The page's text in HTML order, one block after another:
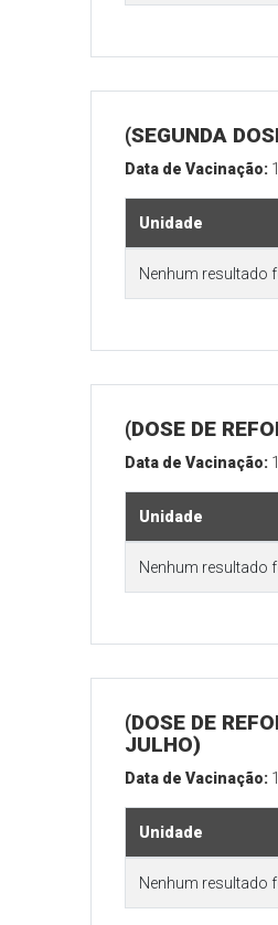
(SEGUNDA
Data de Vacinação:
Unidade
Nenhum resultado
(DOSE DE
Data de Vacinação:
Unidade
Nenhum resultado
(DOSE DE
JULHO)
Data de Vacinação:
Unidade
Nenhum resultado